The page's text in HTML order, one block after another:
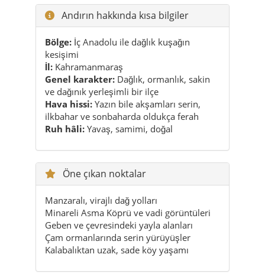
Andırın hakkında kısa bilgiler
Bölge: İç Anadolu ile dağlık kuşağın
kesişimi
İl: Kahramanmaraş
Genel karakter: Dağlık, ormanlık, sakin
ve dağınık yerleşimli bir ilçe
Hava hissi: Yazın bile akşamları serin,
ilkbahar ve sonbaharda oldukça ferah
Ruh hâli: Yavaş, samimi, doğal
Öne çıkan noktalar
Manzaralı, virajlı dağ yolları
Minareli Asma Köprü ve vadi görüntüleri
Geben ve çevresindeki yayla alanları
Çam ormanlarında serin yürüyüşler
Kalabalıktan uzak, sade köy yaşamı